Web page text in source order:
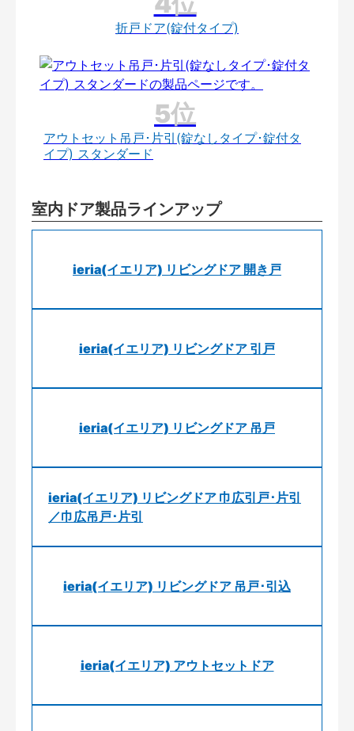
折戸ドア(錠付タイプ)
アウトセット吊戸･片引(錠なしタイプ･錠付タ
イプ) スタンダード
室内ドア製品ラインアップ
ieria(イエリア) リビングドア 開き戸
ieria(イエリア) リビングドア 引戸
ieria(イエリア) リビングドア 吊戸
ieria(イエリア) リビングドア 巾広引戸･片引
／巾広吊戸･片引
ieria(イエリア) リビングドア 吊戸･引込
ieria(イエリア) アウトセットドア